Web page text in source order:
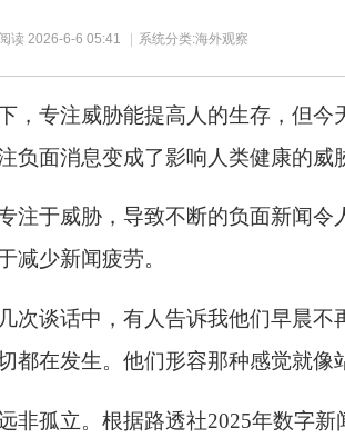
读 2026-6-6 05:41 系统分类:海外观察
，专注威胁能提高人的生存，但
负面消息变成了影响人类健康的威
注于威胁，导致不断的负面新闻
减少新闻疲劳。
次谈话中，有人告诉我他们早晨
都在发生。他们形容那种感觉就像
非孤立。根据路透社2025年数字新